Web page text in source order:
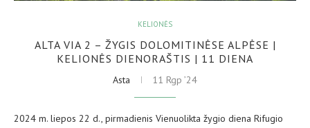
KELIONĖS
ALTA VIA 2 – ŽYGIS DOLOMITINĖSE ALPĖSE |
KELIONĖS DIENORAŠTIS | 11 DIENA
Asta 11 Rgp ’24
2024 m. liepos 22 d., pirmadienis Vienuolikta žygio diena Rifugio